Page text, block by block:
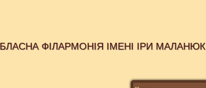
ФІЛАРМОНІЯ ІМЕНІ ІРИ МАЛАНЮК